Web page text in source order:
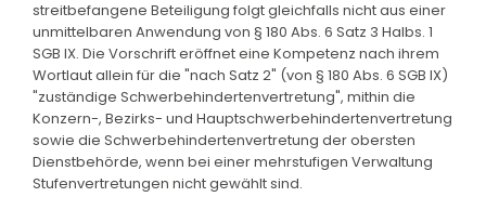
streitbefangene Beteiligung folgt gleichfalls nicht aus einer
unmittelbaren Anwendung von § 180 Abs. 6 Satz 3 Halbs. 1
SGB IX. Die Vorschrift eröffnet eine Kompetenz nach ihrem
Wortlaut allein für die "nach Satz 2" (von § 180 Abs. 6 SGB IX)
"zuständige Schwerbehindertenvertretung", mithin die
Konzern-, Bezirks- und Hauptschwerbehindertenvertretung
sowie die Schwerbehindertenvertretung der obersten
Dienstbehörde, wenn bei einer mehrstufigen Verwaltung
Stufenvertretungen nicht gewählt sind.